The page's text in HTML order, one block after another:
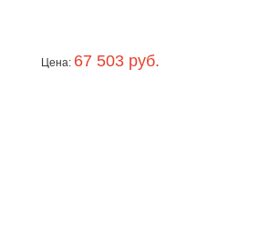
Цена: 67 503 руб.